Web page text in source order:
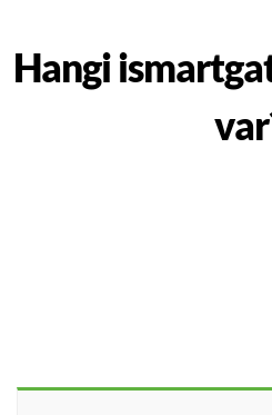
Hangi